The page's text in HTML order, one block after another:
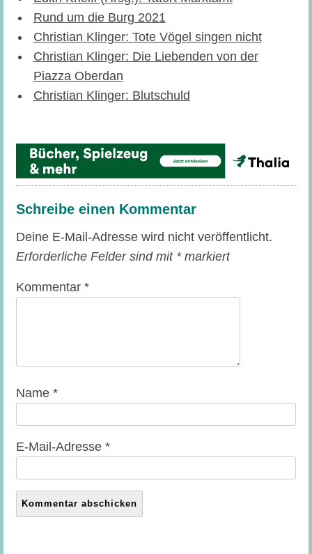
Rund um die Burg 2021
Christian Klinger: Tote Vögel singen nicht
Christian Klinger: Die Liebenden von der
Piazza Oberdan
Christian Klinger: Blutschuld
Schreibe einen Kommentar
Deine E-Mail-Adresse wird nicht veröffentlicht.
Erforderliche Felder sind mit *markiert
Kommentar *
Name *
E-Mail-Adresse *